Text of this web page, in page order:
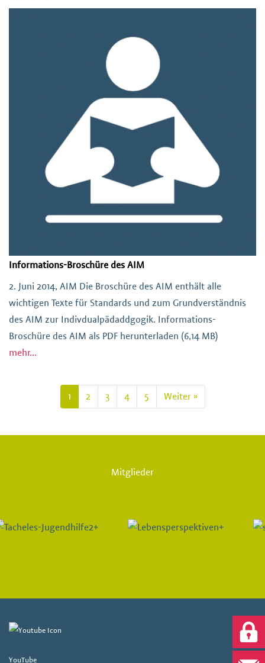
Informations-Broschüre des AIM
2. Juni 2014, AIM Die Broschüre des AIM enthält alle
wichtigen Texte für Standards und zum Grundverständnis
des AIM zur Indivdualpädaddgogik. Informations-
Broschüre des AIM als PDF herunterladen (6,14 MB)
mehr...
1 2 3 4 5 Weiter »
Mitglieder
YouTube